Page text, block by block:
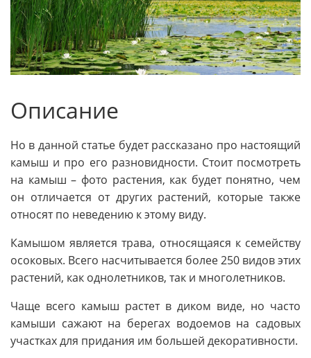
Описание
Но в данной статье будет рассказано про настоящий
камыш и про его разновидности. Стоит посмотреть
на камыш – фото растения, как будет понятно, чем
он отличается от других растений, которые также
относят по неведению к этому виду.
Камышом является трава, относящаяся к семейству
осоковых. Всего насчитывается более 250 видов этих
растений, как однолетников, так и многолетников.
Чаще всего камыш растет в диком виде, но часто
камыши сажают на берегах водоемов на садовых
участках для придания им большей декоративности.